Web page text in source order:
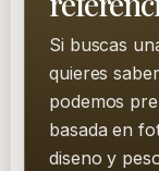
Si buscas
quieres
podemos
basada en
diseno y